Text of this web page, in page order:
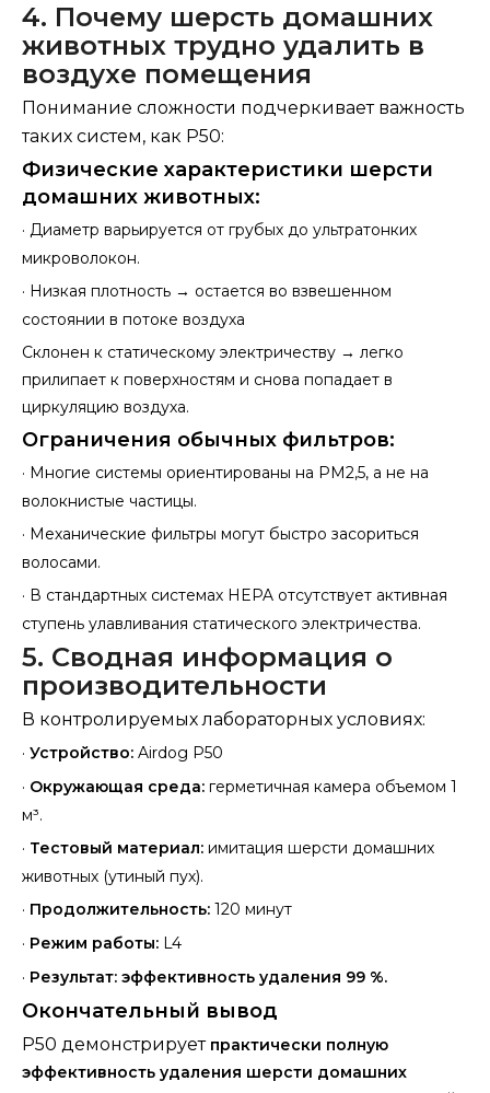
4. Почему шерсть домашних
животных трудно удалить в
воздухе помещения
Понимание сложности подчеркивает важность
таких систем, как P50:
Физические характеристики шерсти
домашних животных:
· Диаметр варьируется от грубых до ультратонких
микроволокон.
· Низкая плотность → остается во взвешенном
состоянии в потоке воздуха
Склонен к статическому электричеству → легко
прилипает к поверхностям и снова попадает в
циркуляцию воздуха.
Ограничения обычных фильтров:
· Многие системы ориентированы на PM2,5, а не на
волокнистые частицы.
· Механические фильтры могут быстро засориться
волосами.
· В стандартных системах HEPA отсутствует активная
ступень улавливания статического электричества.
5. Сводная информация о
производительности
В контролируемых лабораторных условиях:
· Устройство: Airdog P50
· Окружающая среда: герметичная камера объемом 1
м³.
· Тестовый материал: имитация шерсти домашних
животных (утиный пух).
· Продолжительность: 120 минут
· Режим работы: L4
· Результат: эффективность удаления 99 %.
Окончательный вывод
P50 демонстрирует практически полную
эффективность удаления шерсти домашних